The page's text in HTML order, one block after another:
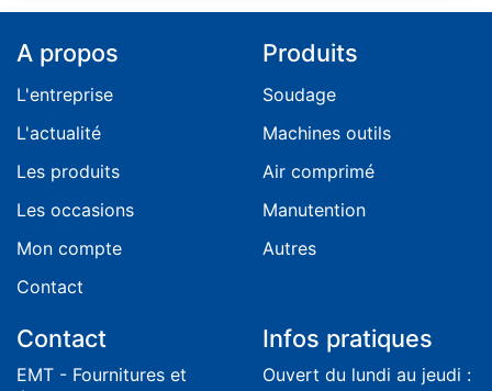
A propos
L'entreprise
L'actualité
Les produits
Les occasions
Mon compte
Contact
Produits
Soudage
Machines outils
Air comprimé
Manutention
Autres
Contact
EMT - Fournitures et
Infos pratiques
Ouvert du lundi au jeudi :